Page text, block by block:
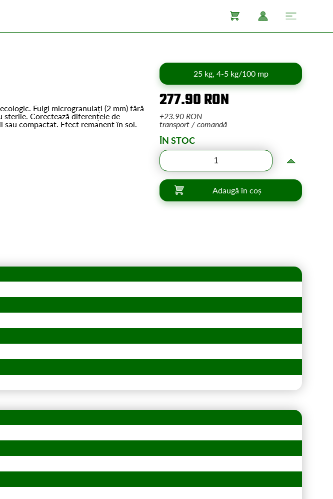
Fulgi microgranulați (2 mm) fără
sterile. Corectează diferențele de
compactat. Efect remanent în sol.
25 kg, 4-5 kg/100 mp
277.90 RON
+23.90 RON
transport / comandă
ÎN STOC
Adaugă în coș